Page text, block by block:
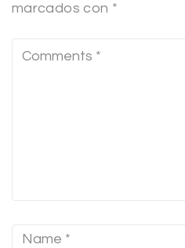
marcados con *